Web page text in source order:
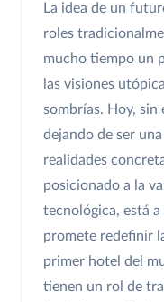
La idea de un
roles
mucho tiempo un
las visiones
sombrías. Hoy, sin
dejando de ser
realidades
posicionado a la
tecnológica, está
promete redefinir
primer hotel del
tienen un rol de